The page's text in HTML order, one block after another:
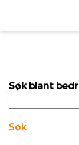
Søk blant
Søk